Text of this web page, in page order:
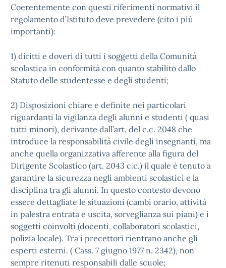
Coerentemente con questi riferimenti normativi il
regolamento d’Istituto deve prevedere (cito i più
importanti):
1) diritti e doveri di tutti i soggetti della Comunità
scolastica in conformità con quanto stabilito dallo
Statuto delle studentesse e degli studenti;
2) Disposizioni chiare e definite nei particolari
riguardanti la vigilanza degli alunni e studenti ( quasi
tutti minori), derivante dall’art. del c.c. 2048 che
introduce la responsabilità civile degli insegnanti, ma
anche quella organizzativa afferente alla figura del
Dirigente Scolastico (art. 2043 c.c.) il quale è tenuto a
garantire la sicurezza negli ambienti scolastici e la
disciplina tra gli alunni. In questo contesto devono
essere dettagliate le situazioni (cambi orario, attività
in palestra entrata e uscita, sorveglianza sui piani) e i
soggetti coinvolti (docenti, collaboratori scolastici,
polizia locale). Tra i precettori rientrano anche gli
esperti esterni. ( Cass. 7 giugno 1977 n. 2342), non
sempre ritenuti responsabili dalle scuole;